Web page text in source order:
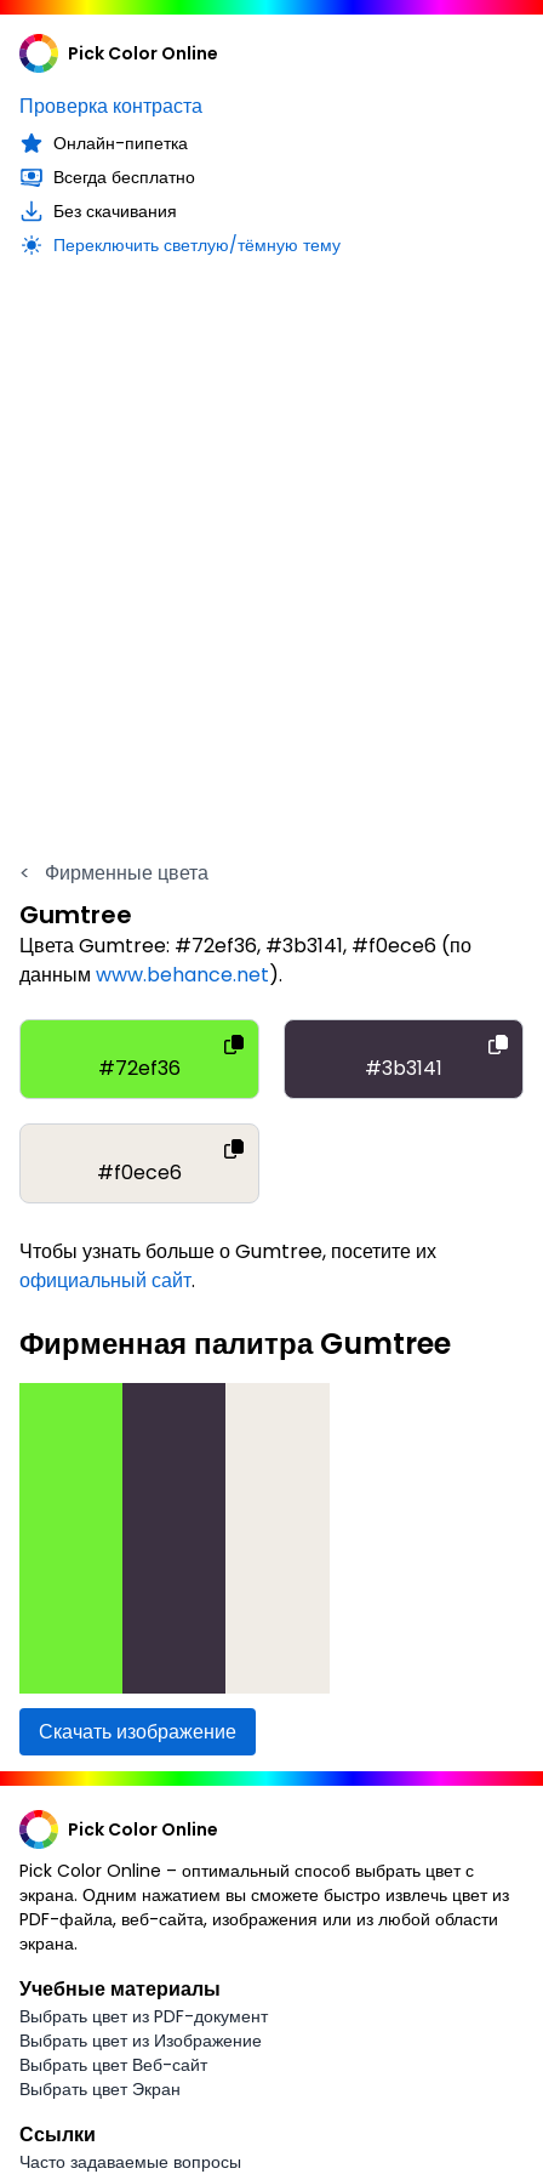
Pick Color Online
Проверка контраста
Онлайн-пипетка
Всегда бесплатно
Без скачивания
Переключить светлую/тёмную тему
< Фирменные цвета
Gumtree
Цвета Gumtree: #72ef36, #3b3141, #f0ece6 (по
данным www.behance.net).
#72ef36 #3b3141
#f0ece6
Чтобы узнать больше о Gumtree, посетите их
официальный сайт.
Фирменная палитра Gumtree
Скачать изображение
Pick Color Online
Pick Color Online – оптимальный способ выбрать цвет с
экрана. Одним нажатием вы сможете быстро извлечь цвет из
PDF-файла, веб-сайта, изображения или из любой области
экрана.
Учебные материалы
Выбрать цвет из PDF-документ
Выбрать цвет из Изображение
Выбрать цвет Веб-сайт
Выбрать цвет Экран
Ссылки
Часто задаваемые вопросы